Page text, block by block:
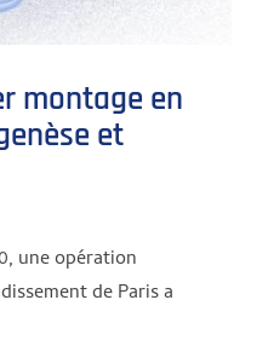
montage en
et
une opération
de Paris a